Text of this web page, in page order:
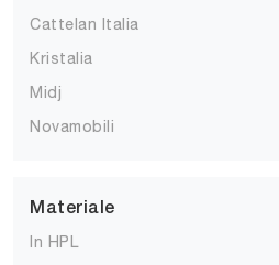
Cattelan Italia
Kristalia
Midj
Novamobili
Materiale
In HPL